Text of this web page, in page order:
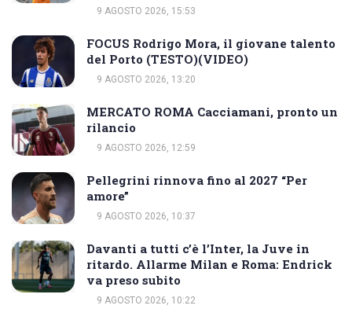
9 AGOSTO 2026, 15:53
FOCUS Rodrigo Mora, il giovane talento
del Porto (TESTO)(VIDEO)
9 AGOSTO 2026, 13:20
MERCATO ROMA Cacciamani, pronto un
rilancio
9 AGOSTO 2026, 12:59
Pellegrini rinnova fino al 2027 “Per
amore”
9 AGOSTO 2026, 10:37
Davanti a tutti c’è l’Inter, la Juve in
ritardo. Allarme Milan e Roma: Endrick
va preso subito
9 AGOSTO 2026, 10:22